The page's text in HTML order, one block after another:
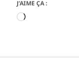
J’AIME ÇA :
Chargement…